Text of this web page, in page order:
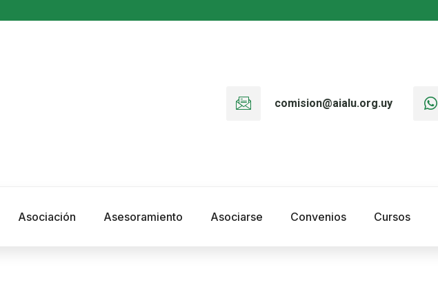
comision@aialu.org.uy
Asociación Asesoramiento Asociarse Convenios Cursos